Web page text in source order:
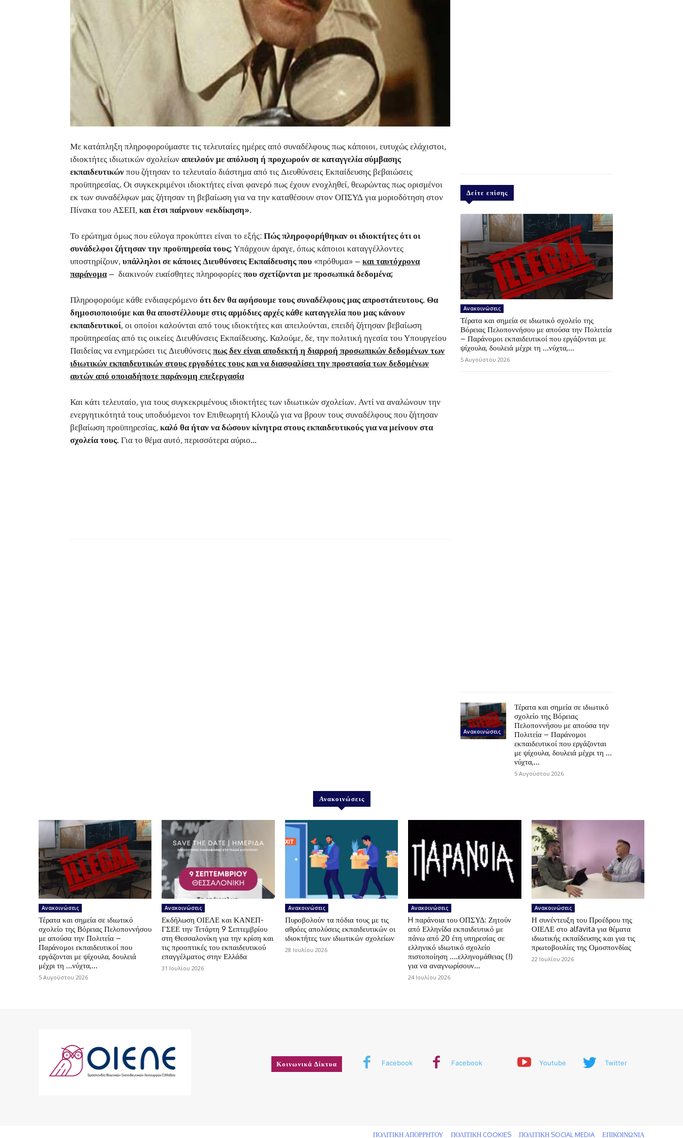
Με κατάπληξη πληροφορούμαστε τις τελευταίες ημέρες από συναδέλφους πως κάποιοι, ευτυχώς ελάχιστοι,
ιδιοκτήτες ιδιωτικών σχολείωναπειλούν με απόλυση ή προχωρούν σε καταγγελία σύμβασης
εκπαιδευτικώνπου ζήτησαν το τελευταίο διάστημα από τις Διευθύνσεις Εκπαίδευσης βεβαιώσεις
προϋπηρεσίας. Οι συγκεκριμένοι ιδιοκτήτες είναι φανερό πως έχουν ενοχληθεί, θεωρώντας πως ορισμένοι
εκ των συναδέλφων μας ζήτησαν τη βεβαίωση για να την καταθέσουν στον ΟΠΣΥΔ για μοριοδότηση στον
Πίνακα του ΑΣΕΠ, και έτσι παίρνουν «εκδίκηση».
Το ερώτημα όμως που εύλογα προκύπτει είναι το εξής:Πώς πληροφορήθηκαν οι ιδιοκτήτες ότι οι
συνάδελφοι ζήτησαν την προϋπηρεσία τους;Υπάρχουν άραγε, όπως κάποιοι καταγγέλλοντες
υποστηρίζουν, υπάλληλοι σε κάποιες Διευθύνσεις Εκπαίδευσης που «πρόθυμα» – και ταυτόχρονα
παράνομα – διακινούν ευαίσθητες πληροφορίεςπου σχετίζονται με προσωπικά δεδομένα;
Πληροφορούμε κάθε ενδιαφερόμενο ότι δεν θα αφήσουμε τους συναδέλφους μας απροστάτευτους. Θα
δημοσιοποιούμε και θα αποστέλλουμε στις αρμόδιες αρχές κάθε καταγγελία που μας κάνουν
εκπαιδευτικοί, οι οποίοι καλούνται από τους ιδιοκτήτες και απειλούνται, επειδή ζήτησαν βεβαίωση
προϋπηρεσίας από τις οικείες Διευθύνσεις Εκπαίδευσης. Καλούμε, δε, την πολιτική ηγεσία του Υπουργείου
Παιδείας να ενημερώσει τις Διευθύνσειςπως δεν είναι αποδεκτή η διαρροή προσωπικών δεδομένων των
ιδιωτικών εκπαιδευτικών στους εργοδότες τους και να διασφαλίσει την προστασία των δεδομένων
αυτών από οποιαδήποτε παράνομη επεξεργασία
Και κάτι τελευταίο, για τους συγκεκριμένους ιδιοκτήτες των ιδιωτικών σχολείων. Αντί να αναλώνουν την
ενεργητικότητά τους υποδυόμενοι τον Επιθεωρητή Κλουζώ για να βρουν τους συναδέλφους που ζήτησαν
βεβαίωση προϋπηρεσίας, καλό θα ήταν να δώσουν κίνητρα στους εκπαιδευτικούς για να μείνουν στα
σχολεία τους. Για το θέμα αυτό, περισσότερα αύριο…
Δείτε επίσης
Ανακοινώσεις
Τέρατα και σημεία σε ιδιωτικό σχολείο της
Βόρειας Πελοποννήσου με απούσα την Πολιτεία
– Παράνομοι εκπαιδευτικοί που εργάζονται με
ψίχουλα, δουλειά μέχρι τη …νύχτα,...
5 Αυγούστου 2026
Ανακοινώσεις
Τέρατα και σημεία σε ιδιωτικό
σχολείο της Βόρειας
Πελοποννήσου με απούσα την
Πολιτεία – Παράνομοι
εκπαιδευτικοί που εργάζονται
με ψίχουλα, δουλειά μέχρι τη …
νύχτα,...
5 Αυγούστου 2026
Ανακοινώσεις
Ανακοινώσεις
Τέρατα και σημεία σε ιδιωτικό
σχολείο της Βόρειας Πελοποννήσου
με απούσα την Πολιτεία –
Παράνομοι εκπαιδευτικοί που
εργάζονται με ψίχουλα, δουλειά
μέχρι τη …νύχτα,...
5 Αυγούστου 2026
Ανακοινώσεις
Εκδήλωση ΟΙΕΛΕ και ΚΑΝΕΠ-
ΓΣΕΕ την Τετάρτη 9 Σεπτεμβρίου
στη Θεσσαλονίκη για την κρίση και
τις προοπτικές του εκπαιδευτικού
επαγγέλματος στην Ελλάδα
31 Ιουλίου 2026
Ανακοινώσεις
Πυροβολούν τα πόδια τους με τις
αθρόες απολύσεις εκπαιδευτικών οι
ιδιοκτήτες των ιδιωτικών σχολείων
28 Ιουλίου 2026
Ανακοινώσεις
H παράνοια του ΟΠΣΥΔ: Ζητούν
από Ελληνίδα εκπαιδευτικό με
πάνω από 20 έτη υπηρεσίας σε
ελληνικό ιδιωτικό σχολείο
πιστοποίηση ….ελληνομάθειας (!)
για να αναγνωρίσουν...
24 Ιουλίου 2026
Ανακοινώσεις
Η συνέντευξη του Προέδρου της
ΟΙΕΛΕ στο alfavita για θέματα
ιδιωτικής εκπαίδευσης και για τις
πρωτοβουλίες της Ομοσπονδίας
22 Ιουλίου 2026
Κοινωνικά Δίκτυα Facebook Facebook Youtube Twitter
ΠΟΛΙΤΙΚΗ ΑΠΟΡΡΗΤΟΥ ΠΟΛΙΤΙΚΗ COOKIES ΠΟΛΙΤΙΚΗ SOCIAL MEDIA ΕΠΙΚΟΙΝΩΝΙΑ